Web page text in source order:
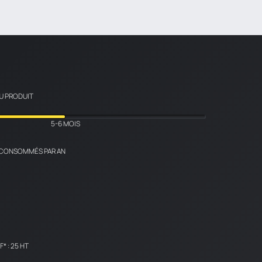
chocs
PRODUIT
5-6 MOIS
PAR AN
: 25 HT